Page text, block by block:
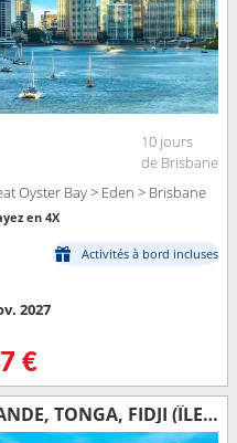
10 jours
de Brisbane
Oyster Bay > Eden > Brisbane
en 4X
Activités à bord incluses
2027
€
AUSTRALIE, NOUVELLE-ZÉLANDE, TONGA, FIDJI (ÎLES), VANUATU